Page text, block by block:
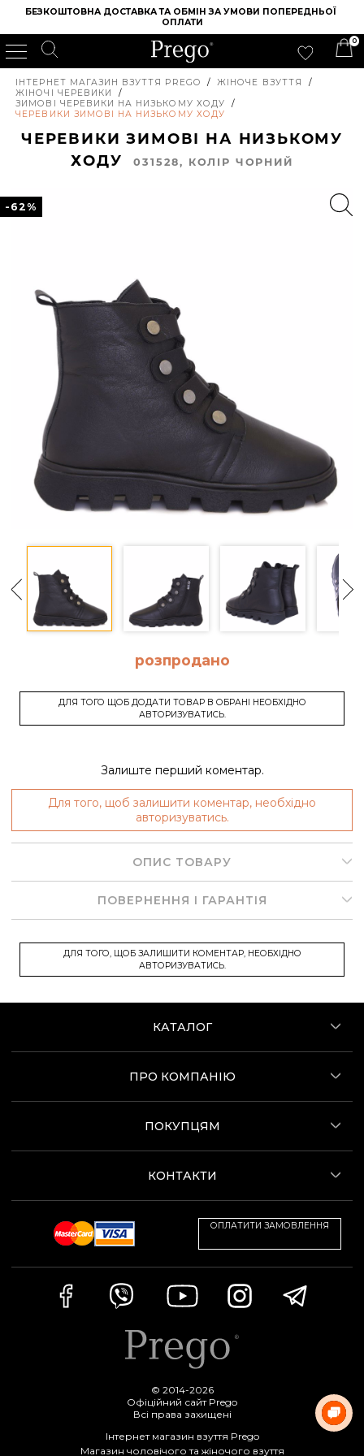
БЕЗКОШТОВНА ДОСТАВКА ТА ОБМІН ЗА УМОВИ ПОПЕРЕДНЬОЇ
ОПЛАТИ
0
ІНТЕРНЕТ МАГАЗИН ВЗУТТЯ PREGO / ЖІНОЧЕ ВЗУТТЯ
/
ЖІНОЧІ ЧЕРЕВИКИ
/
ЗИМОВІ ЧЕРЕВИКИ НА НИЗЬКОМУ ХОДУ
/
ЧЕРЕВИКИ ЗИМОВІ НА НИЗЬКОМУ ХОДУ
ЧЕРЕВИКИ ЗИМОВІ НА НИЗЬКОМУ
ХОДУ031528, КОЛIР ЧОРНИЙ
-62%
розпродано
ДЛЯ ТОГО ЩОБ ДОДАТИ ТОВАР В ОБРАНІ НЕОБХІДНО
АВТОРИЗУВАТИСЬ.
Залиште перший коментар.
Для того, щоб залишити коментар, необхідно
авторизуватись.
ОПИС ТОВАРУ
ПОВЕРНЕННЯ І ГАРАНТІЯ
ДЛЯ ТОГО, ЩОБ ЗАЛИШИТИ КОМЕНТАР, НЕОБХІДНО
АВТОРИЗУВАТИСЬ.
КАТАЛОГ
ПРО КОМПАНІЮ
ПОКУПЦЯМ
КОНТАКТИ
ОПЛАТИТИ ЗАМОВЛЕННЯ
© 2014-2026
Офіційний сайт Prego
Всі права захищені
Інтернет магазин взуття Prego
Магазин чоловічого та жіночого взуття